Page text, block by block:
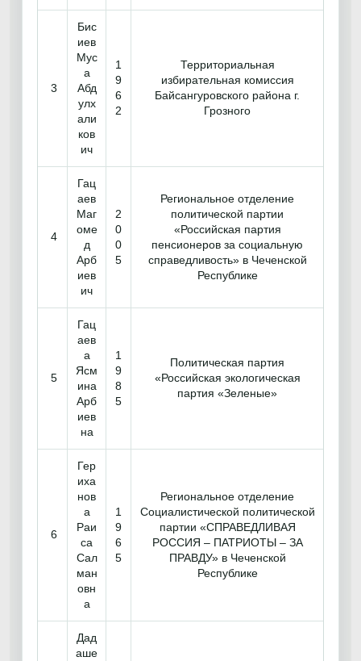
3
Бис
иев
Мус
а
Абд
улх
али
ков
ич
1
9
6
2
Территориальная
избирательная комиссия
Байсангуровского района г.
Грозного
4
Гац
аев
Маг
оме
д
Арб
иев
ич
2
0
0
5
Региональное отделение
политической партии
«Российская партия
пенсионеров за социальную
справедливость» в Чеченской
Республике
5
Гац
аев
а
Ясм
ина
Арб
иев
на
1
9
8
5
Политическая партия
«Российская экологическая
партия «Зеленые»
6
Гер
иха
нов
а
Раи
са
Сал
ман
овн
а
1
9
6
5
Региональное отделение
Социалистической политической
партии «СПРАВЕДЛИВАЯ
РОССИЯ – ПАТРИОТЫ – ЗА
ПРАВДУ» в Чеченской
Республике
Дад
аше